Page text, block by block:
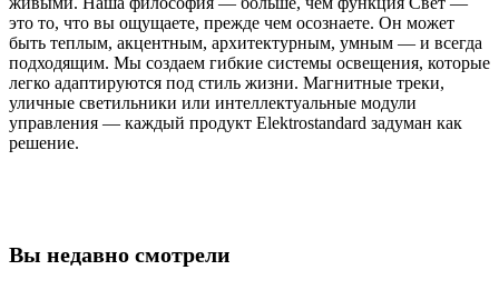
это то, что вы ощущаете, прежде чем осознаете. Он может
быть теплым, акцентным, архитектурным, умным — и всегда
подходящим. Мы создаем гибкие системы освещения, которые
легко адаптируются под стиль жизни. Магнитные треки,
уличные светильники или интеллектуальные модули
управления — каждый продукт Elektrostandard задуман как
решение.
Вы недавно смотрели